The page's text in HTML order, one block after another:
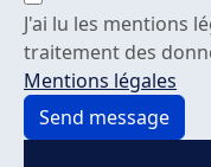
J'ai lu les mentions
traitement des
Mentions légales